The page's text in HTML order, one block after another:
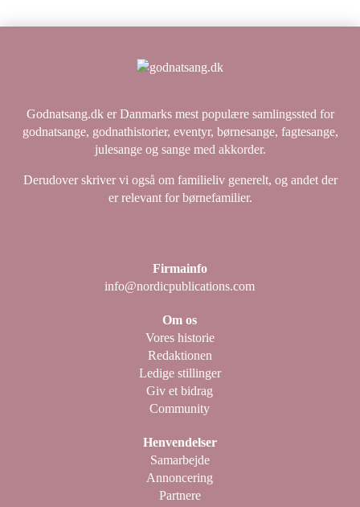
Godnatsang.dk er Danmarks mest populære samlingssted for
godnatsange, godnathistorier, eventyr, børnesange, fagtesange,
julesange og sange med akkorder.
Derudover skriver vi også om familieliv generelt, og andet der
er relevant for børnefamilier.
Firmainfo
info@nordicpublications.com
Om os
Vores historie
Redaktionen
Ledige stillinger
Giv et bidrag
Community
Henvendelser
Samarbejde
Annoncering
Partnere